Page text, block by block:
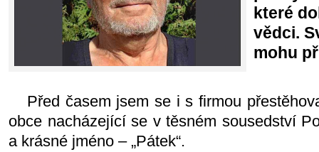
které
vědci.
mohu
Před časem jsem se i s firmou
obce nachá­zející se v těsném sousedství
a krásné jméno – „Pátek“.